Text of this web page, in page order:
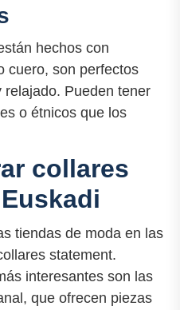
hechos con
cuero, son perfectos
Pueden tener
o étnicos que los
collares
tiendas de moda en las
statement.
interesantes son las
que ofrecen piezas